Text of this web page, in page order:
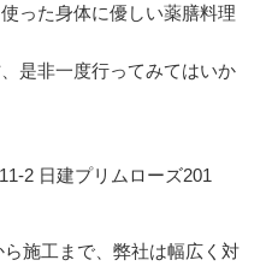
った身体に優しい薬膳料理
是非一度行ってみてはいか
2 日建プリムローズ201
施工まで、弊社は幅広く対